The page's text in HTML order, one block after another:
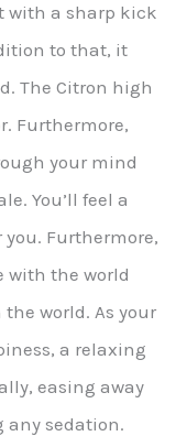
with a sharp kick
to that, it
The Citron high
Furthermore,
your mind
You’ll feel a
you. Furthermore,
with the world
world. As your
a relaxing
easing away
sedation.